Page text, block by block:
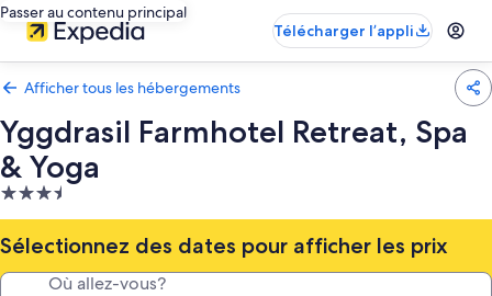
Passer au contenu principal
Télécharger l’appli
Afficher tous les hébergements
Yggdrasil Farmhotel Retreat, Spa
& Yoga
Hébergement
3.5 étoiles
Sélectionnez des dates pour afficher les prix
Où allez-vous?